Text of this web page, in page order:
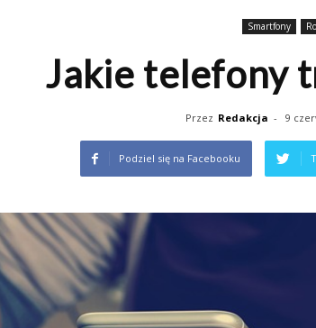
Smartfony
Jakie telefony
Przez Redakcja - 9
Podziel się na Facebooku